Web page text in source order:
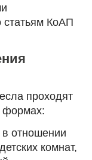
статьям КоАП
проходят
формах:
отношении
комнат,